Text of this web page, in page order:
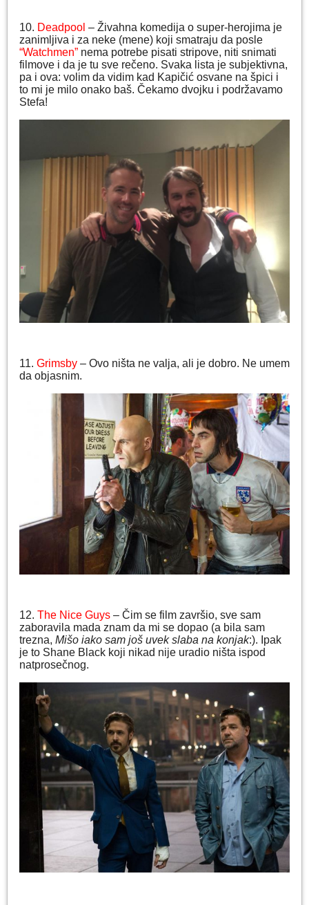
10. Deadpool – Živahna komedija o super-herojima je
zanimljiva i za neke (mene) koji smatraju da posle
“Watchmen” nema potrebe pisati stripove, niti snimati
filmove i da je tu sve rečeno. Svaka lista je subjektivna,
pa i ova: volim da vidim kad Kapičić osvane na špici i
to mi je milo onako baš. Čekamo dvojku i podržavamo
Stefa!
11. Grimsby – Ovo ništa ne valja, ali je dobro. Ne umem
da objasnim.
12. The Nice Guys – Čim se film završio, sve sam
zaboravila mada znam da mi se dopao (a bila sam
trezna, Mišo iako sam još uvek slaba na konjak:). Ipak
je to Shane Black koji nikad nije uradio ništa ispod
natprosečnog.